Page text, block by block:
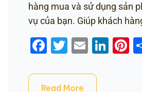
hàng mua và sử dụng sản
vụ của bạn. Giúp khách
Facebook
Twitter
Email
Read More